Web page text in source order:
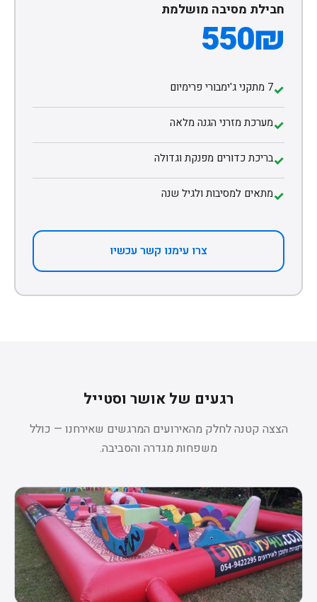
חבילת מסיבה מושלמת
550₪
✓7 מתקני ג'ימבורי פרימיום
✓מערכת מזרני הגנה מלאה
✓בריכת כדורים מפנקת וגדולה
✓מתאים למסיבות ולגיל שנה
צרו עימנו קשר עכשיו
רגעים של אושר וסטייל
הצצה קטנה לחלק מהאירועים המרגשים שאירחנו — כולל
משפחות מגדרה והסביבה.